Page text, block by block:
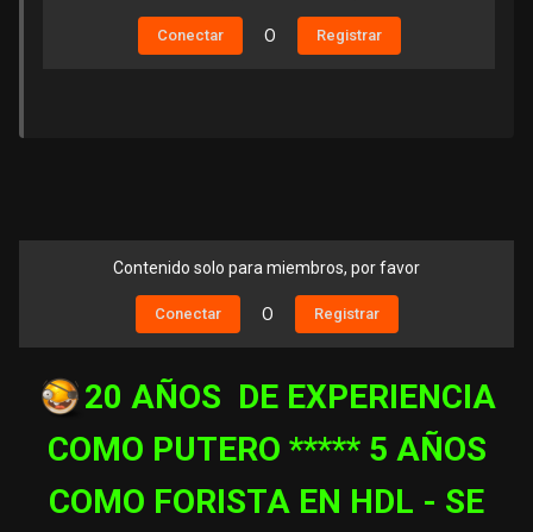
Conectar O Registrar
Contenido solo para miembros, por favor
Conectar O Registrar
20 AÑOS DE EXPERIENCIA
COMO PUTERO ***** 5 AÑOS
COMO FORISTA EN HDL - SE